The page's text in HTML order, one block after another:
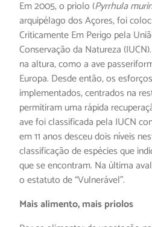
Em 2005, o priolo (Pyrrhula
arquipélago dos Açores, foi
Criticamente Em Perigo pela
Conservação da Natureza
na altura, como a ave
Europa. Desde então, os
implementados, centrados na
permitiram uma rápida
ave foi classificada pela IUCN
em 11 anos desceu dois níveis
classificação de espécies que
que se encontram. Na última
o estatuto de “Vulnerável”.
Mais alimento, mais priolos